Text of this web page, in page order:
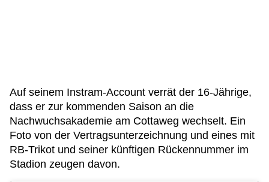
Auf seinem Instram-Account verrät der 16-Jährige,
dass er zur kommenden Saison an die
Nachwuchsakademie am Cottaweg wechselt. Ein
Foto von der Vertragsunterzeichnung und eines mit
RB-Trikot und seiner künftigen Rückennummer im
Stadion zeugen davon.